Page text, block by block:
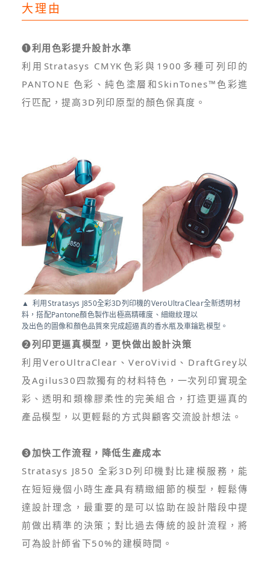
大理由
❶利用色彩提升設計水準
利用Stratasys CMYK色彩與1900多種可列印的
PANTONE 色彩、純色塗層和SkinTones™色彩進
行匹配，提高3D列印原型的顏色保真度。
利用Stratasys J850全彩3D列印機的VeroUltraClear全新透明材
料，搭配Pantone顏色製作出極高精確度、細緻紋理以
及出色的圖像和顏色品質來完成超逼真的香水瓶及車鑰匙模型。
❷列印更逼真模型，更快做出設計決策
利用VeroUltraClear、VeroVivid、DraftGrey以
及Agilus30四款獨有的材料特色，一次列印實現全
彩、透明和類橡膠柔性的完美組合，打造更逼真的
產品模型，以更輕鬆的方式與顧客交流設計想法。
❸加快工作流程，降低生產成本
Stratasys J850 全彩3D列印機對比建模服務，能
在短短幾個小時生產具有精緻細節的模型，輕鬆傳
達設計理念，最重要的是可以協助在設計階段中提
前做出精準的決策；對比過去傳統的設計流程，將
可為設計師省下50%的建模時間。